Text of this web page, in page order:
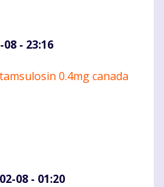
08 - 23:16
tamsulosin 0.4mg canada
08 - 01:20